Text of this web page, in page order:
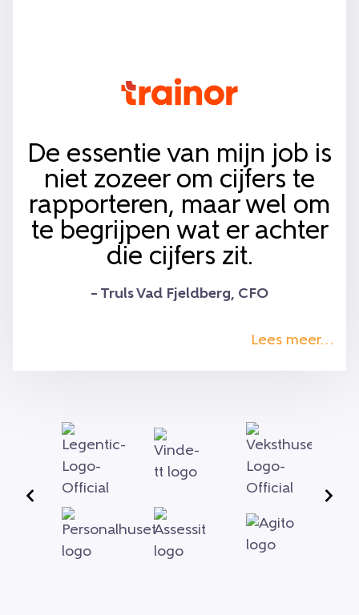
De essentie van mijn job is
niet zozeer om cijfers te
rapporteren, maar wel om
te begrijpen wat er achter
die cijfers zit.
– Truls Vad Fjeldberg, CFO
Lees meer…